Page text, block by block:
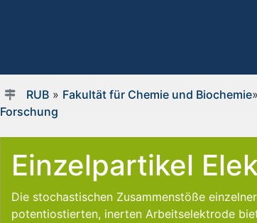
RUB» Fakultät für Chemie und Biochemie»
Forschung
Einzelpartikel
Die stochastischen Zusammenstöße
potentiostierten, inerten Arbeitselektrode